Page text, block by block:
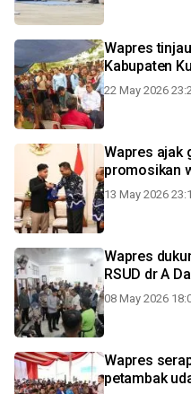
Wapres
Kabupaten
22 May 2026
Wapres ajak
promosikan
13 May 2026
Wapres
RSUD dr A
08 May 2026
Wapres
petambak